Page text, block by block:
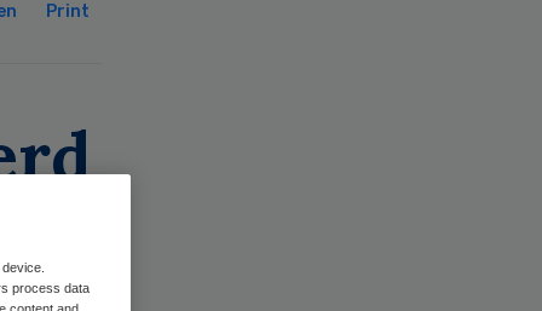
Print
process data